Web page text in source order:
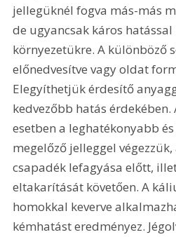
jellegüknél fogva más-más
de ugyancsak káros hatással
környezetükre. A különböző
előnedvesítve vagy oldat
Elegyíthetjük érdesítő
kedvezőbb hatás érdekében.
esetben a leghatékonyabb
megelőző jelleggel végezzük,
csapadék lefagyása előtt,
eltakarítását követően. A
homokkal keverve
kémhatást eredményez.